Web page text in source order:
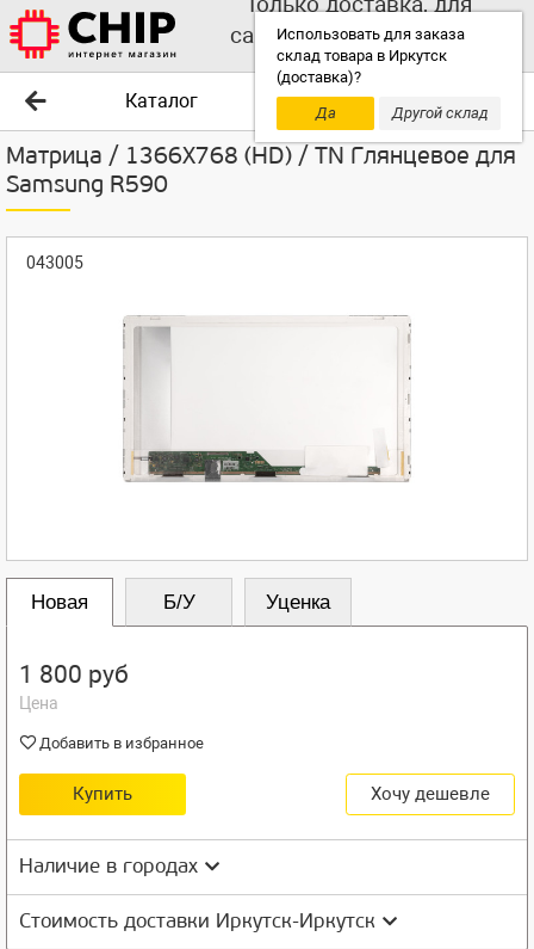
Использовать для заказа
склад товара в Иркутск
(доставка)?
Да
Другой склад
самовывоза выбирайте
другой склад!
Каталог
Матрица / 1366X768 (HD) / TN Глянцевое для
Samsung R590
043005
Новая Б/У Уценка
1 800 руб
Цена
Добавить в избранное
Купить Хочу дешевле
Наличие в городах
Стоимость доставки Иркутск-Иркутск